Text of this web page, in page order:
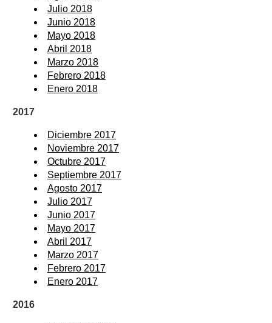
Julio 2018
Junio 2018
Mayo 2018
Abril 2018
Marzo 2018
Febrero 2018
Enero 2018
2017
Diciembre 2017
Noviembre 2017
Octubre 2017
Septiembre 2017
Agosto 2017
Julio 2017
Junio 2017
Mayo 2017
Abril 2017
Marzo 2017
Febrero 2017
Enero 2017
2016